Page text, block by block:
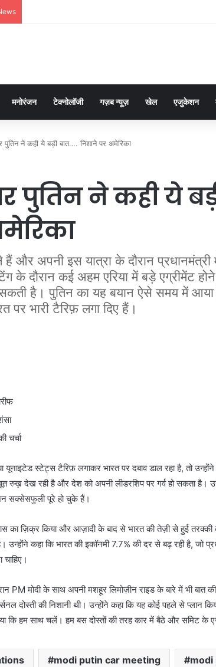
मनोरंजन टेक्नोलॉजी गज़ब न्यूज़ खेल एजुकेशन
पुतिन ने कही ये बड़ी बात…. निशाने पर अमेरिका
पुतिन ने कही ये
और अपनी इस यात्रा के दौरान
के दौरान कई अहम एरिया में बड़े एग्रीमेंट
है। पुतिन का यह बयान ऐसे समय में
भारी टैरिफ़ लगा दिए हैं।
चर्चा
यूनाइटेडस्टेट्सटैरिफ़ लगाकर भारत पर दबाव डाल रहा है, तो उन्होंने
रुख़ देख रही है और देश को अपनीलीडरशिपपर गर्व हो सकता है।
सक्सेसफुलीपूरे हो चुके हैं।
काज़िक्रकिया और आज़ादी के बाद से भारत की तेज़ी से हुई तरक्की
उन्होंने कहा कि भारत कीइकॉनमी7.7% की दर से बढ़ रही है, जो
PMमोदी के साथ अपनी मशहूरलिमोज़ीन राइडके बारे में भी बात
दोस्ती कीनिशानीथी। उन्होंने कहा कि यह कोई पहले सेप्लान
कि हम साथ चलें। हम बस दोस्तों की तरह कार में बैठे औरसमिटके
modi putin car meeting modi